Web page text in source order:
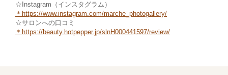
☆Instagram（インスタグラム）
＊ https://www.instagram.com/marche_photogallery/
☆サロンへの口コミ
＊https://beauty.hotpepper.jp/slnH000441597/review/